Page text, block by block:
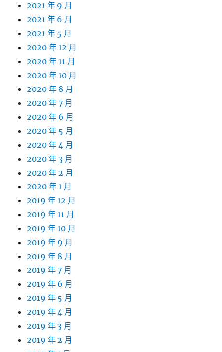
2021 年 9 月
2021 年 6 月
2021 年 5 月
2020 年 12 月
2020 年 11 月
2020 年 10 月
2020 年 8 月
2020 年 7 月
2020 年 6 月
2020 年 5 月
2020 年 4 月
2020 年 3 月
2020 年 2 月
2020 年 1 月
2019 年 12 月
2019 年 11 月
2019 年 10 月
2019 年 9 月
2019 年 8 月
2019 年 7 月
2019 年 6 月
2019 年 5 月
2019 年 4 月
2019 年 3 月
2019 年 2 月